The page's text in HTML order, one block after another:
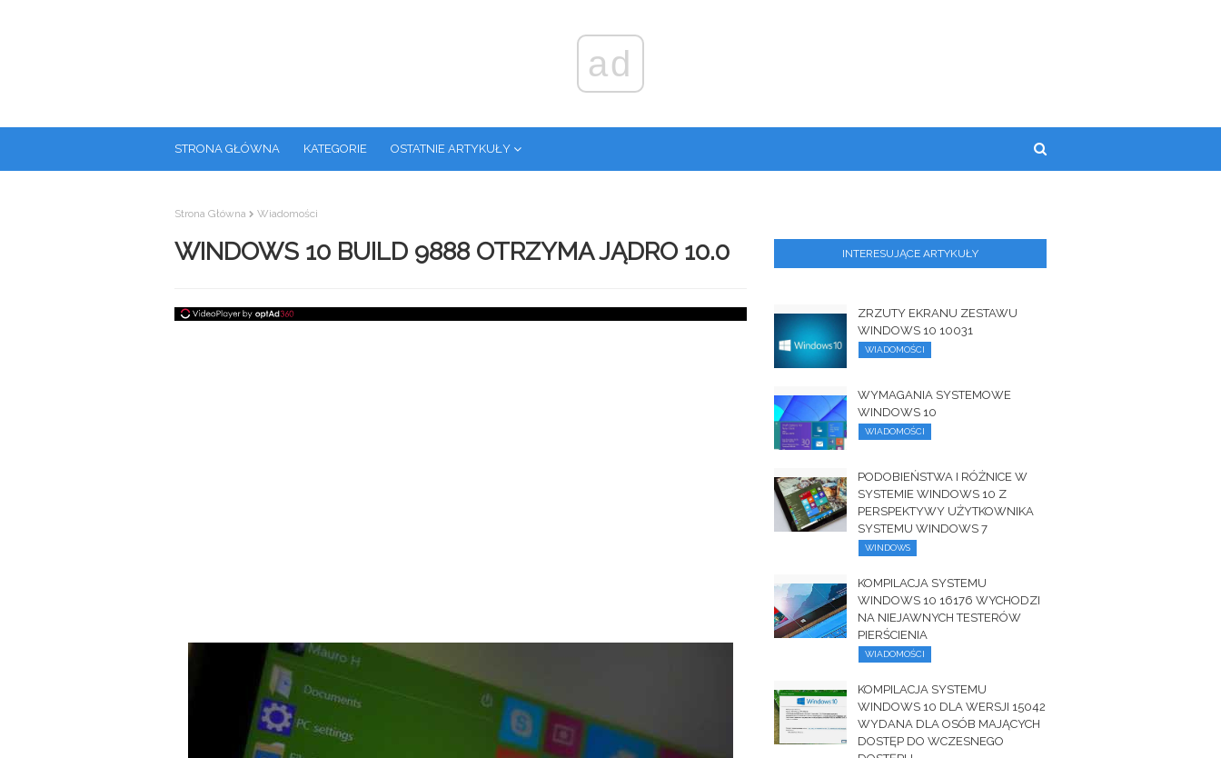
ad
STRONA GŁÓWNA KATEGORIE OSTATNIE ARTYKUŁY
Strona Główna Wiadomości
WINDOWS 10 BUILD 9888 OTRZYMA JĄDRO 10.0 INTERESUJĄCE ARTYKUŁY
ZRZUTY EKRANU ZESTAWU
WINDOWS 10 10031
WIADOMOŚCI
WYMAGANIA SYSTEMOWE
WINDOWS 10
WIADOMOŚCI
PODOBIEŃSTWA I RÓŻNICE W
SYSTEMIE WINDOWS 10 Z
PERSPEKTYWY UŻYTKOWNIKA
SYSTEMU WINDOWS 7
WINDOWS
KOMPILACJA SYSTEMU
WINDOWS 10 16176 WYCHODZI
NA NIEJAWNYCH TESTERÓW
PIERŚCIENIA
WIADOMOŚCI
KOMPILACJA SYSTEMU
WINDOWS 10 DLA WERSJI 15042
WYDANA DLA OSÓB MAJĄCYCH
DOSTĘP DO WCZESNEGO